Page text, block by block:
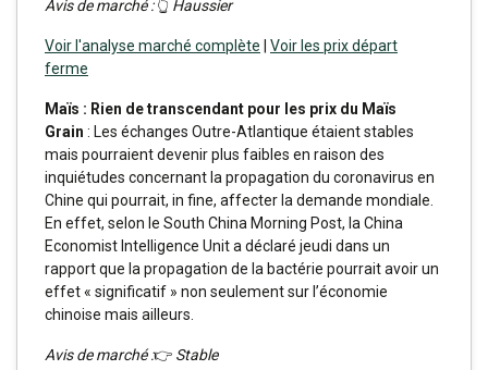
Avis de marché : 👆 Haussier
Voir l'analyse marché complète
Voir les prix départ
ferme
Maïs : Rien de transcendant pour les prix du Maïs
Grain : Les échanges Outre-Atlantique étaient stables
mais pourraient devenir plus faibles en raison des
inquiétudes concernant la propagation du coronavirus en
Chine qui pourrait, in fine, affecter la demande mondiale.
En effet, selon le South China Morning Post, la China
Economist Intelligence Unit a déclaré jeudi dans un
rapport que la propagation de la bactérie pourrait avoir un
effet « significatif » non seulement sur l’économie
chinoise mais ailleurs.
Avis de marché :👉 Stable